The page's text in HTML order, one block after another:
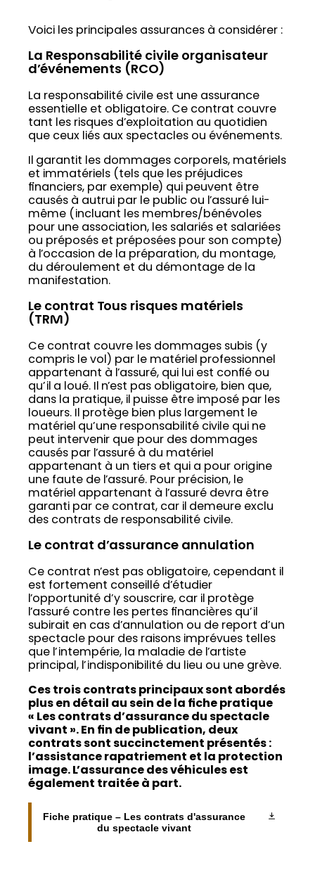
Voici les principales assurances à considérer :
La Responsabilité civile organisateur
d’événements (RCO)
La responsabilité civile est une assurance
essentielle et obligatoire. Ce contrat couvre
tant les risques d’exploitation au quotidien
que ceux liés aux spectacles ou événements.
Il garantit les dommages corporels, matériels
et immatériels (tels que les préjudices
financiers, par exemple) qui peuvent être
causés à autrui par le public ou l’assuré lui-
même (incluant les membres/bénévoles
pour une association, les salariés et salariées
ou préposés et préposées pour son compte)
à l’occasion de la préparation, du montage,
du déroulement et du démontage de la
manifestation.
Le contrat Tous risques matériels
(TRM)
Ce contrat couvre les dommages subis (y
compris le vol) par le matériel professionnel
appartenant à l’assuré, qui lui est confié ou
qu’il a loué. Il n’est pas obligatoire, bien que,
dans la pratique, il puisse être imposé par les
loueurs. Il protège bien plus largement le
matériel qu’une responsabilité civile qui ne
peut intervenir que pour des dommages
causés par l’assuré à du matériel
appartenant à un tiers et qui a pour origine
une faute de l’assuré. Pour précision, le
matériel appartenant à l’assuré devra être
garanti par ce contrat, car il demeure exclu
des contrats de responsabilité civile.
Le contrat d’assurance annulation
Ce contrat n’est pas obligatoire, cependant il
est fortement conseillé d’étudier
l’opportunité d’y souscrire, car il protège
l’assuré contre les pertes financières qu’il
subirait en cas d’annulation ou de report d’un
spectacle pour des raisons imprévues telles
que l’intempérie, la maladie de l’artiste
principal, l’indisponibilité du lieu ou une grève.
Ces trois contrats principaux sont abordés
plus en détail au sein de la fiche pratique
« Les contrats d’assurance du spectacle
vivant ». En fin de publication, deux
contrats sont succinctement présentés :
l’assistance rapatriement et la protection
image. L’assurance des véhicules est
également traitée à part.
Fiche pratique – Les contrats d'assurance
du spectacle vivant